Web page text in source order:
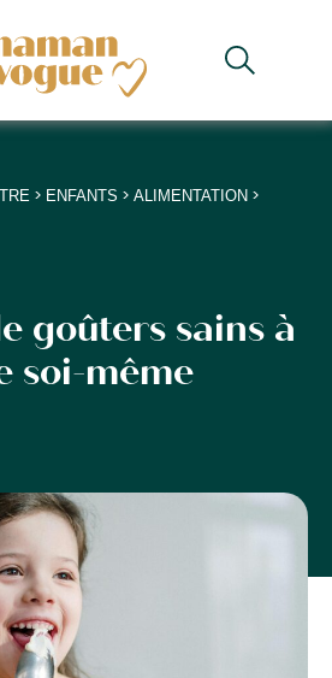
> ENFANTS > ALIMENTATION>
goûters sains à
soi-même